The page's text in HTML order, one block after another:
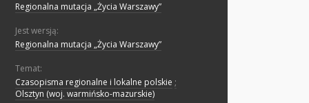
Regionalna mutacja „Życia Warszawy”
Jest wersją:
Regionalna mutacja „Życia Warszawy”
Temat:
Czasopisma regionalne i lokalne polskie ;
Olsztyn (woj. warmińsko-mazurskie)